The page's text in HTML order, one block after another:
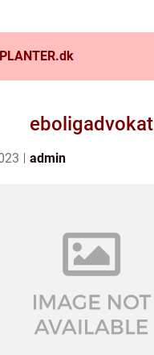
dk
eboligadvokat
admin